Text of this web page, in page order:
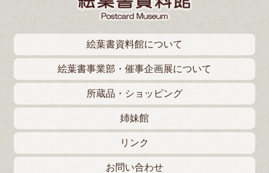
絵葉書資料館について
絵葉書事業部・催事企画展について
所蔵品・ショッピング
姉妹館
リンク
お問い合わせ